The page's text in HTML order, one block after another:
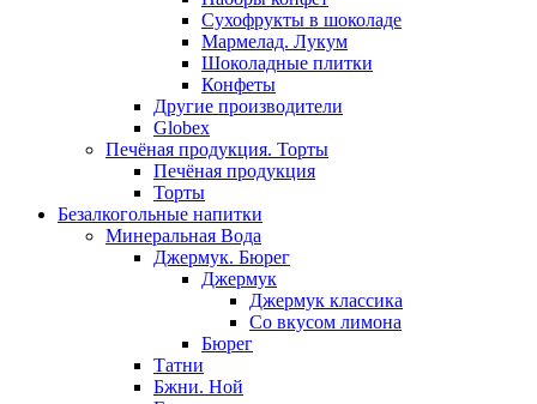
Сухофрукты в шоколаде
Мармелад. Лукум
Шоколадные плитки
Конфеты
Другие производители
Globex
Печёная продукция. Торты
Печёная продукция
Торты
Безалкогольные напитки
Минеральная Вода
Джермук. Бюрег
Джермук
Джермук классика
Со вкусом лимона
Бюрег
Татни
Бжни. Ной